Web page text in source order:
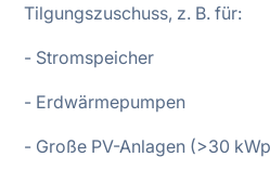
Tilgungszuschuss, z. B. für:
- Stromspeicher
- Erdwärmepumpen
- Große PV-Anlagen (>30